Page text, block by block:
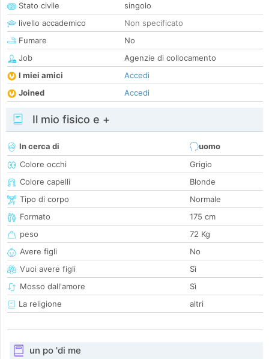
Stato civile
singolo
livello accademico
Non specificato
Fumare
No
Job
Agenzie di collocamento
I miei amici
Accedi
Joined
Accedi
Il mio fisico e +
In cerca di
uomo
Colore occhi
Grigio
Colore capelli
Blonde
Tipo di corpo
Normale
Formato
175 cm
peso
72 Kg
Avere figli
No
Vuoi avere figli
Sì
Mosso dall'amore
Sì
La religione
altri
un po 'di me